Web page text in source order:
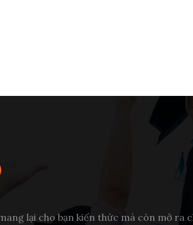
lại cho bạn kiến thức mà còn mở ra